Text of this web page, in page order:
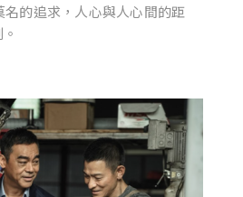
的追求，人心與人心間的距